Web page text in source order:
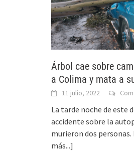
Árbol cae sobre
a Colima y mata a
11 julio, 2022
La tarde noche de este
accidente sobre la
murieron dos
más...]